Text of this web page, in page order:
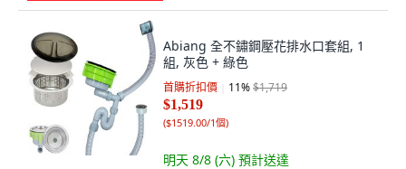
Abiang 全不鏽鋼壓花排水口套組, 1
組, 灰色 + 綠色
首購折扣價 11%$1,719
$1,519
($1519.00/1個)
明天 8/8 (六) 預計送達